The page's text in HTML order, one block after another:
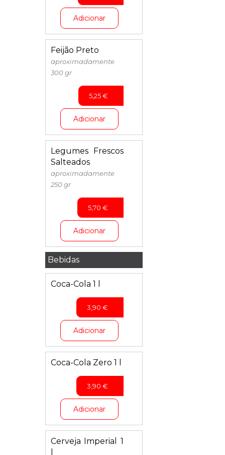
Adicionar
Feijão Preto
aproximadamente
300 gr
5,25€
Adicionar
Legumes Frescos
Salteados
aproximadamente
250 gr
5,70 €
Adicionar
Bebidas
Coca-Cola 1 l
3,90 €
Adicionar
Coca-Cola Zero 1 l
3,90 €
Adicionar
Cerveja Imperial 1